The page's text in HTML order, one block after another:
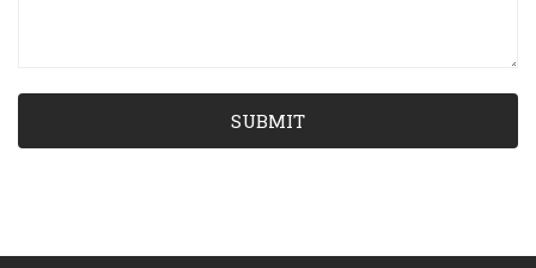
SUBMIT